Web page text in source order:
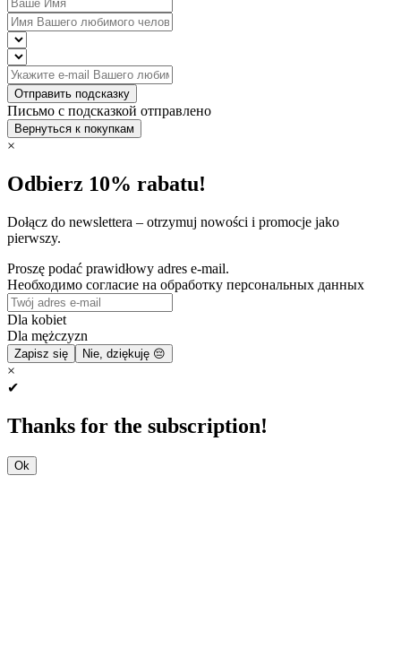
Отправить подсказку
Письмо с подсказкой отправлено
Вернуться к покупкам
×
Odbierz 10% rabatu!
Dołącz do newslettera – otrzymuj nowości i promocje jako
pierwszy.
Proszę podać prawidłowy adres e-mail.
Необходимо согласие на обработку персональных данных
Dla kobiet
Dla mężczyzn
Zapisz się Nie, dziękuję 😔
×
✔
Thanks for the subscription!
Ok